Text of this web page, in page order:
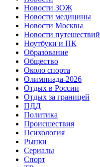
Новости ЗОЖ
Новости медицины
Новости Москвы
Новости путешествий
Ноутбуки и ПК
Образование
Общество
Около спорта
Олимпиада-2026
Отдых в России
Отдых за границей
ПДД
Политика
Происшествия
Психология
Рынки
Сериалы
Спорт